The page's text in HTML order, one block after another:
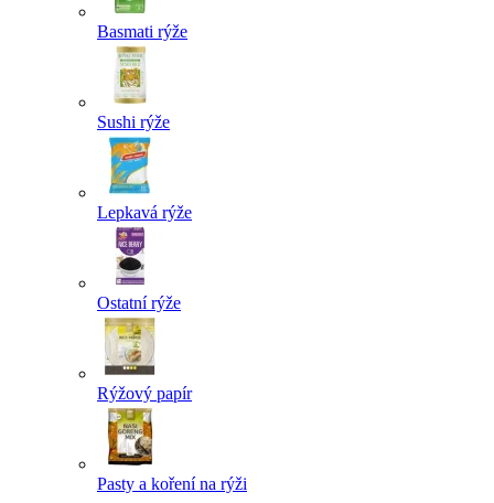
Basmati rýže
Sushi rýže
Lepkavá rýže
Ostatní rýže
Rýžový papír
Pasty a koření na rýži